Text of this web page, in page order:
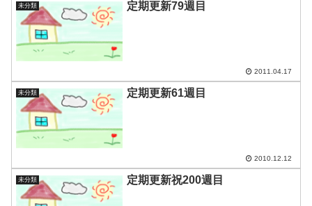
未分類 定期更新79週目
2011.04.17
未分類 定期更新61週目
2010.12.12
未分類 定期更新祝200週目